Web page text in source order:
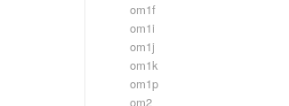
om1f
om1i
om1j
om1k
om1p
om2